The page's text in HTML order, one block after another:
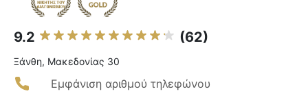
9.2 (62)
Ξάνθη, Μακεδονίας 30
Εμφάνιση αριθμού τηλεφώνου